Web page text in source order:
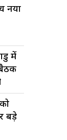
नया
में
बड़े